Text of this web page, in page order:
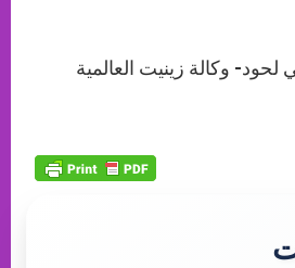
لحود- وكالة زينيت العالمية